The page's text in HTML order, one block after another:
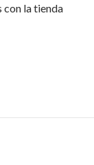
con la tienda